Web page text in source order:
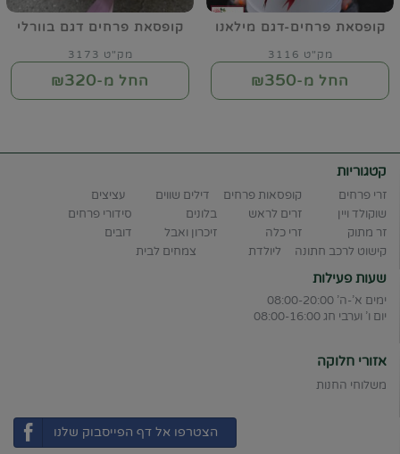
קופסאת פרחים-דגם מילאנו
מק"ט 3116
החל מ-₪350
קופסאת פרחים דגם בוורלי
מק"ט 3173
החל מ-₪320
קטגוריות
זרי פרחים קופסאות פרחים דילים שווים
עציצים
שוקולד ויין
זרים לראש בלונים
סידורי פרחים
זר מתוק
זרי כלה זיכרון ואבל
דובים
קישוט לרכב חתונה
ליולדת צמחים לבית
שעות פעילות
ימים א'-ה' 08:00-20:00
יום ו' וערבי חג 08:00-16:00
אזורי חלוקה
משלוחי החנות
הצטרפו אל דף הפייסבוק שלנו